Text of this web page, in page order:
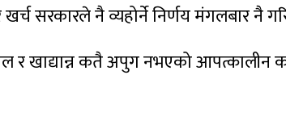
सरकारले नै व्यहोर्ने निर्णय मंगलबार नै
र खाद्यान्न कतै अपुग नभएको आपत्कालीन